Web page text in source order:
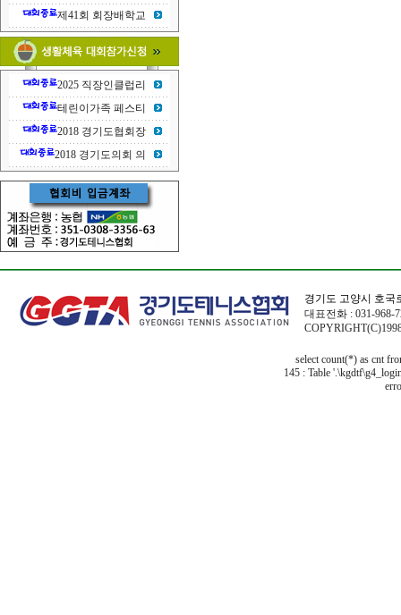
제41회 회장배학교
2025 직장인클럽리
테린이가족 페스티
2018 경기도협회장
2018 경기도의회 의
경기도 고양시 호국
대표전화 : 031-968-
select count(*) as cnt
145 : Table